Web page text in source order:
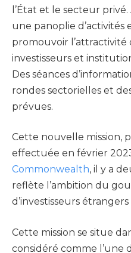
l’État et le secteur
une panoplie d’activités
promouvoir l’attractivité
investisseurs et
Des séances
rondes sectorielles et
prévues.
Cette nouvelle mission,
effectuée en février
Commonwealth, il y a
reflète l’ambition du
d’investisseurs
Cette mission se situe
considéré comme l’une